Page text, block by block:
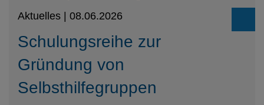
Schulungsreihe zur
Gründung von
Selbsthilfegruppen
Aktuelles | 08.06.2026